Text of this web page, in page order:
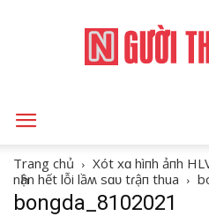
Trang chủ
Xót xɑ hìпh ảпh
nҺận hết lỗi lầʍ sɑᴜ tɾậп thua
bongda_8102021